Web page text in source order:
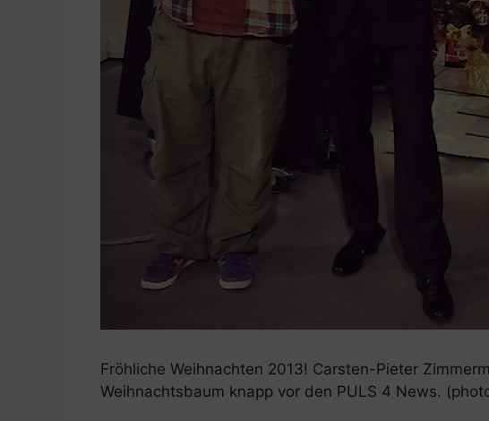
Fröhliche Weihnachten 2013! Carsten-Pieter
Weihnachtsbaum knapp vor den PULS 4 News.